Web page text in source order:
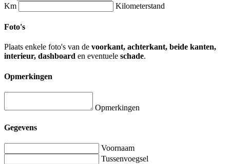
Km
Kilometerstand
Foto's
Plaats enkele foto's van de voorkant, achterkant, beide kanten,
interieur, dashboard en eventuele schade.
Opmerkingen
Opmerkingen
Gegevens
Voornaam
Tussenvoegsel